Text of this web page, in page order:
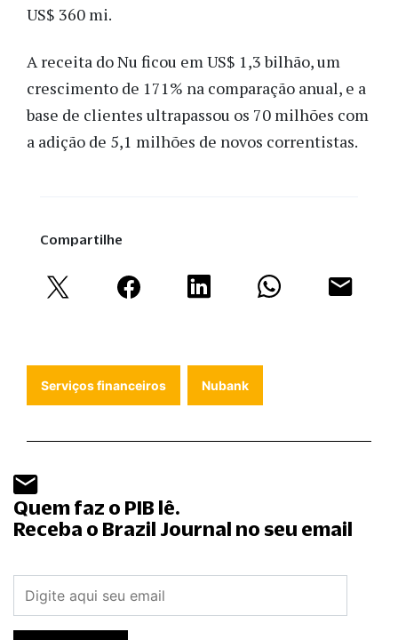
US$ 360 mi.
A receita do Nu ficou em US$ 1,3 bilhão, um
crescimento de 171% na comparação anual, e a
base de clientes ultrapassou os 70 milhões com
a adição de 5,1 milhões de novos correntistas.
Compartilhe
Serviços financeiros Nubank
Quem faz o PIB lê.
Receba o Brazil Journal no seu email